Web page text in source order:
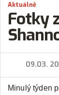
Aktuálně
Fotky
09.03.
Minulý týden